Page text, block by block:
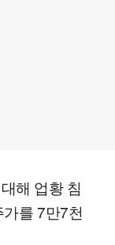
해 업황 침
를 7만7천